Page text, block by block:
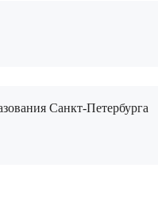
Санкт-Петербурга